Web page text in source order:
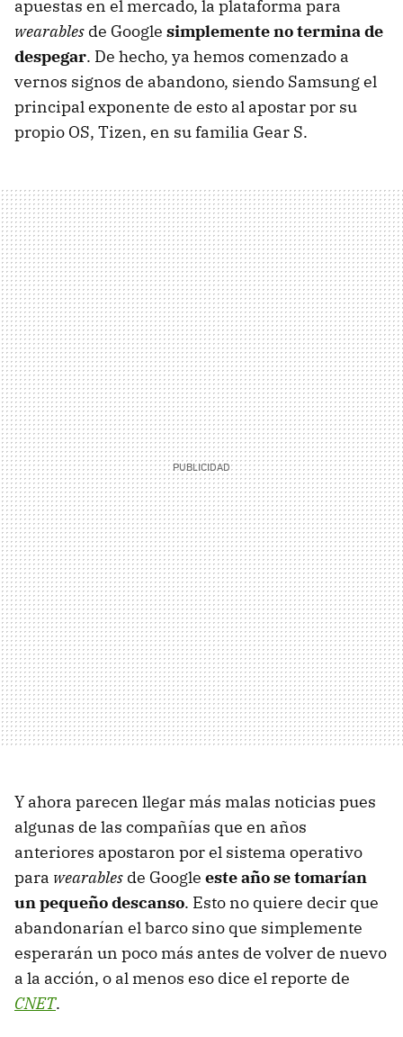
apuestas en el mercado, la plataforma para
wearables de Google simplemente no termina de
despegar. De hecho, ya hemos comenzado a
vernos signos de abandono, siendo Samsung el
principal exponente de esto al apostar por su
propio OS, Tizen, en su familia Gear S.
Y ahora parecen llegar más malas noticias pues
algunas de las compañías que en años
anteriores apostaron por el sistema operativo
para wearables de Google este año se tomarían
un pequeño descanso. Esto no quiere decir que
abandonarían el barco sino que simplemente
esperarán un poco más antes de volver de nuevo
a la acción, o al menos eso dice el reporte de
CNET.